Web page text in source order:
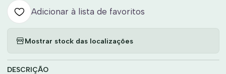
Adicionar à lista de favoritos
Mostrar stock das localizações
DESCRIÇÃO